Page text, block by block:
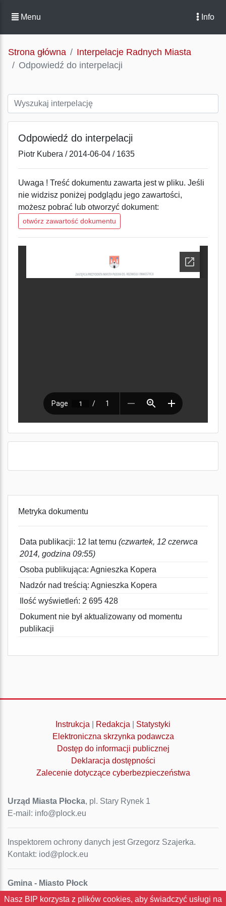
Menu Info
Strona główna
Interpelacje Radnych Miasta
Odpowiedź do interpelacji
Odpowiedź do interpelacji
Piotr Kubera / 2014-06-04 / 1635
Uwaga ! Treść dokumentu zawarta jest w pliku. Jeśli
nie widzisz poniżej podglądu jego zawartości,
możesz pobrać lub otworzyć dokument:
otwórz zawartość dokumentu
Metryka dokumentu
Data publikacji: 12 lat temu (czwartek, 12 czerwca
2014, godzina 09:55)
Osoba publikująca: Agnieszka Kopera
Nadzór nad treścią: Agnieszka Kopera
Ilość wyświetleń: 2 695 428
Dokument nie był aktualizowany od momentu
publikacji
Instrukcja Redakcja
Statystyki
Elektroniczna skrzynka podawcza
Dostęp do informacji publicznej
Deklaracja dostępności
Zalecenie dotyczące cyberbezpieczeństwa
Urząd Miasta Płocka, pl. Stary Rynek 1
E-mail: info@plock.eu
Inspektorem ochrony danych jest Grzegorz Szajerka.
Kontakt: iod@plock.eu
Gmina - Miasto Płock
Pl. Stary Rynek 1
Nasz BIP korzysta z plików cookies, aby świadczyć usługi na